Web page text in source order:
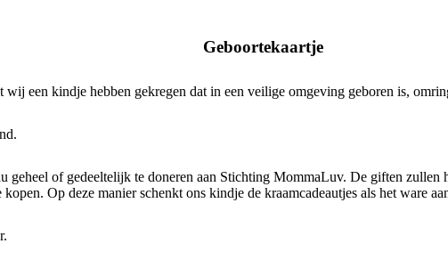
Geboortekaartje
een kindje hebben gekregen dat in een veilige omgeving geboren is,
geheel of gedeeltelijk te doneren aan Stichting MommaLuv. De giften
Op deze manier schenkt ons kindje de kraamcadeautjes als het ware